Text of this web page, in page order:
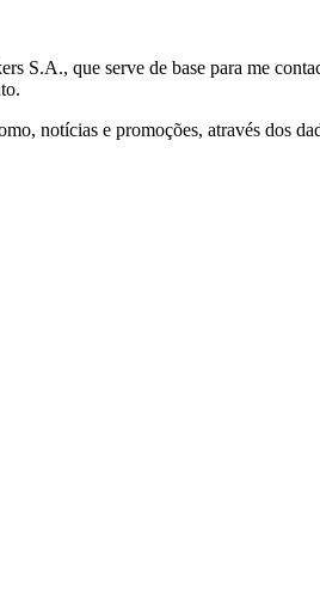
que serve de base para me
notícias e promoções, através dos